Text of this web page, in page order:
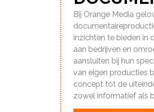
Bij Orange Media
inzichten te bieden in
aan bedrijven en
aansluiten bij hun
van eigen producties
concept tot de
zowel informatief als